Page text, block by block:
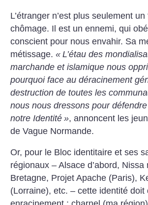
L’étranger n’est plus seulement
chômage. Il est un ennemi, qui
conscient pour nous envahir. Sa
métissage.« L’étau des
marchande et islamique nous
pourquoi face au déracinement
destruction de toutes les
nous nous dressons pour
notre Identité », annoncent les
de Vague Normande.
Or, pour le Bloc identitaire et ses
régionaux – Alsace d’abord,
Bretagne, Projet Apache (Paris),
(Lorraine), etc. – cette identité doit